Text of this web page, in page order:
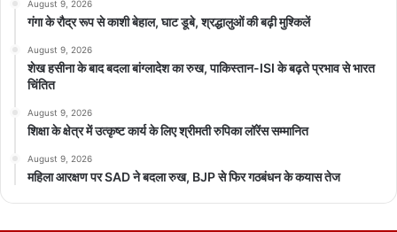
August 9, 2026
गंगा के रौद्र रूप से काशी बेहाल, घाट डूबे, श्रद्धालुओं की बढ़ी मुश्किलें
August 9, 2026
शेख हसीना के बाद बदला बांग्लादेश का रुख, पाकिस्तान-ISI के बढ़ते प्रभाव से भारत
चिंतित
August 9, 2026
शिक्षा के क्षेत्र में उत्कृष्ट कार्य के लिए श्रीमती रुपिका लॉरेंस सम्मानित
August 9, 2026
महिला आरक्षण पर SAD ने बदला रुख, BJP से फिर गठबंधन के कयास तेज